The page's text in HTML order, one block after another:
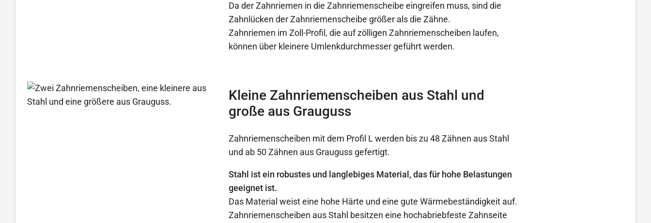
Da der Zahnriemen in die Zahnriemenscheibe eingreifen muss, sind die
Zahnlücken der Zahnriemenscheibe größer als die Zähne.
Zahnriemen im Zoll-Profil, die auf zölligen Zahnriemenscheiben laufen,
können über kleinere Umlenkdurchmesser geführt werden.
Kleine Zahnriemenscheiben aus Stahl und
große aus Grauguss
Zahnriemenscheiben mit dem Profil L werden bis zu 48 Zähnen aus Stahl
und ab 50 Zähnen aus Grauguss gefertigt.
Stahl ist ein robustes und langlebiges Material, das für hohe Belastungen
geeignet ist.
Das Material weist eine hohe Härte und eine gute Wärmebeständigkeit auf.
Zahnriemenscheiben aus Stahl besitzen eine hochabriebfeste Zahnseite